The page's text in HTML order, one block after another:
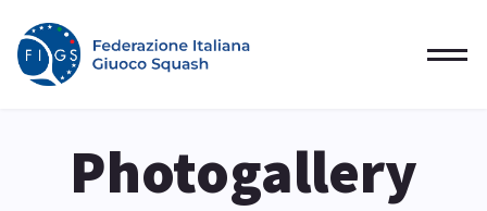
Photogallery